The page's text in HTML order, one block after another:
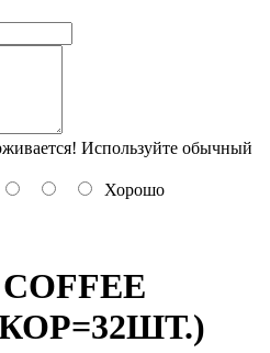
Используйте обычный
Хорошо